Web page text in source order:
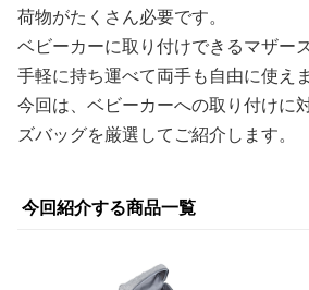
荷物がたくさん必要です。
ベビーカーに取り付けできるマザー
手軽に持ち運べて両手も自由に使えま
今回は、ベビーカーへの取り付けに
ズバッグを厳選してご紹介します。
今回紹介する商品一覧